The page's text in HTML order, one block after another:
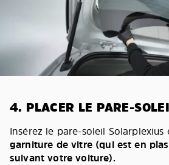
4. PLACER LE PARE-
Insérez le pare-soleil Solarplexius
garniture de vitre (qui est en
suivant votre voiture).